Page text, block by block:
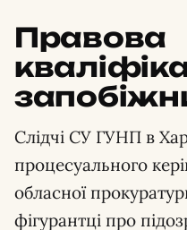
Правова
Слідчі СУ ГУНП в
процесуального
обласної
фігурантці про